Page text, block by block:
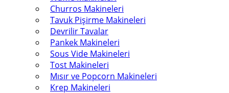
Churros Makineleri
Tavuk Pişirme Makineleri
Devrilir Tavalar
Pankek Makineleri
Sous Vide Makineleri
Tost Makineleri
Mısır ve Popcorn Makineleri
Krep Makineleri